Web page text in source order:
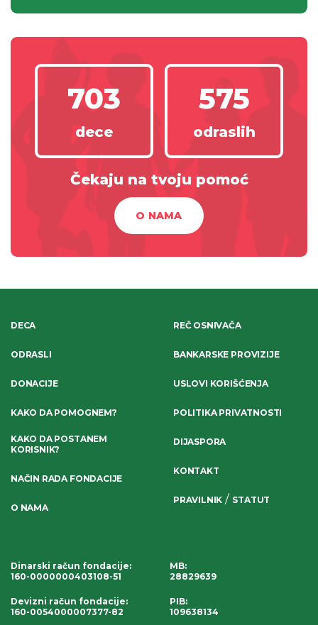
703
dece
575
odraslih
Čekaju na tvoju pomoć
O NAMA
DECA
ODRASLI
DONACIJE
KAKO DA POMOGNEM?
KAKO DA POSTANEM
KORISNIK?
NAČIN RADA FONDACIJE
O NAMA
REČ OSNIVAČA
BANKARSKE PROVIZIJE
USLOVI KORIŠĆENJA
POLITIKA PRIVATNOSTI
DIJASPORA
KONTAKT
PRAVILNIK / STATUT
Dinarski račun fondacije:
160-0000000403108-51
Devizni račun fondacije:
160-0054000007377-82
MB:
28829639
PIB:
109638134